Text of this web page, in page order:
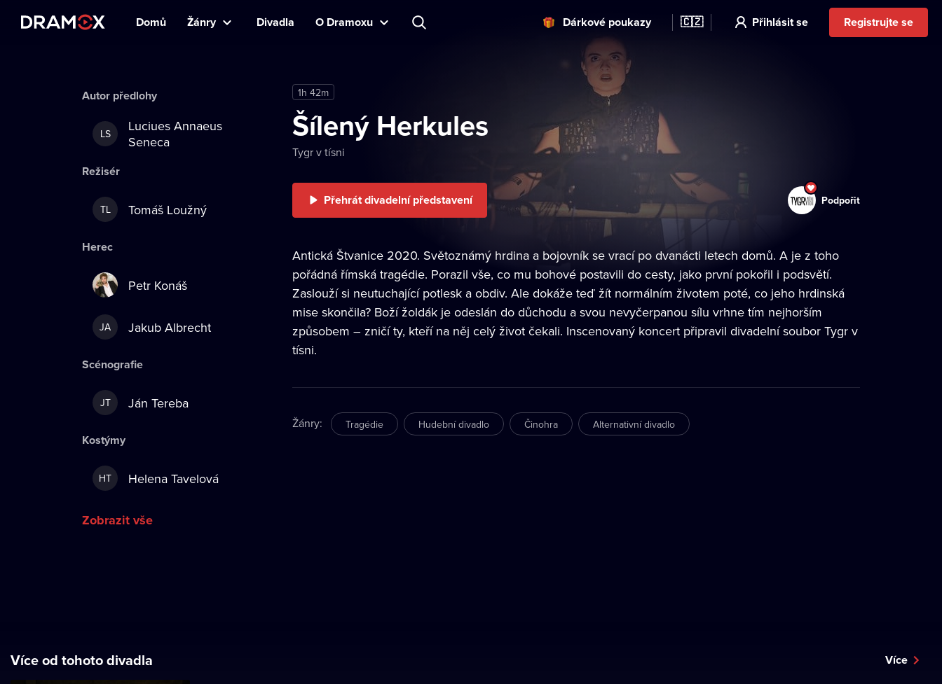
Domů Žánry Divadla O Dramoxu Dárkové poukazy 🇨🇿 Přihlásit se Registrujte se
1h 42m
Šílený Herkules
Tygr v tísni
Přehrát divadelní představení Podpořit
Antická Štvanice 2020. Světoznámý hrdina a bojovník se vrací po dvanácti letech domů. A je z toho
pořádná římská tragédie. Porazil vše, co mu bohové postavili do cesty, jako první pokořil i podsvětí.
Zaslouží si neutuchající potlesk a obdiv. Ale dokáže teď žít normálním životem poté, co jeho hrdinská
mise skončila? Boží žoldák je odeslán do důchodu a svou nevyčerpanou sílu vrhne tím nejhorším
způsobem – zničí ty, kteří na něj celý život čekali. Inscenovaný koncert připravil divadelní soubor Tygr v
tísni.
Žánry: Tragédie Hudební divadlo Činohra Alternativní divadlo
Autor předlohy
LS
Luciues Annaeus
Seneca
Režisér
TL Tomáš Loužný
Herec
Petr Konáš
JA Jakub Albrecht
Scénografie
JT Ján Tereba
Kostýmy
HT Helena Tavelová
Zobrazit vše
Více od tohoto divadla Více